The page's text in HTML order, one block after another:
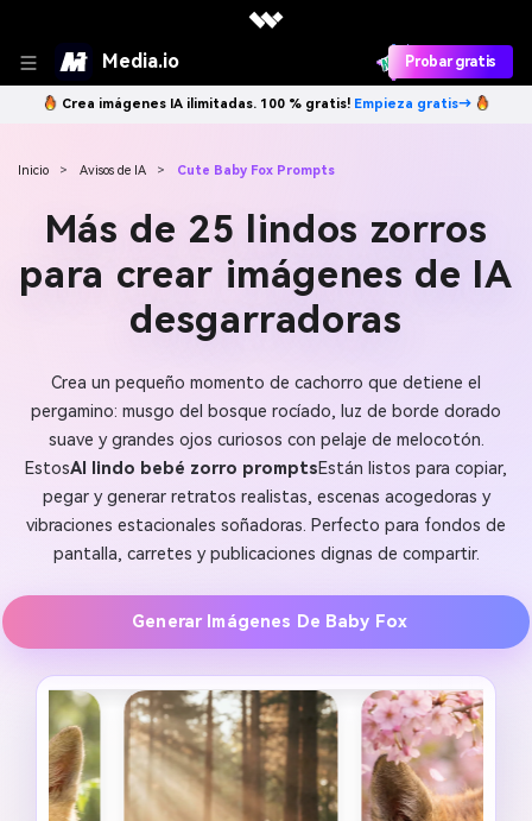
Media.io Probar gratis
Crea imágenes IA ilimitadas. 100 % gratis! Empieza gratis→
Inicio > Avisos de IA > Cute Baby Fox Prompts
Más de 25 lindos zorros
para crear imágenes de IA
desgarradoras
Crea un pequeño momento de cachorro que detiene el
pergamino: musgo del bosque rocíado, luz de borde dorado
suave y grandes ojos curiosos con pelaje de melocotón.
EstosAI lindo bebé zorro promptsEstán listos para copiar,
pegar y generar retratos realistas, escenas acogedoras y
vibraciones estacionales soñadoras. Perfecto para fondos de
pantalla, carretes y publicaciones dignas de compartir.
Generar Imágenes De Baby Fox